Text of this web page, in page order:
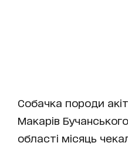
Собачка породи
Макарів
області місяць